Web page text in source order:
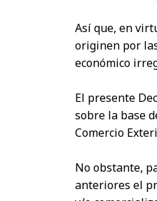
Así que, en
originen por
económico
El presente
sobre la base
Comercio
No obstante,
anteriores el